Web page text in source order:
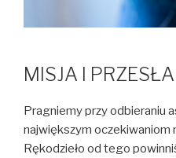
MISJA I
Pragniemy przy odbieraniu
największym oczekiwaniom
Rękodzieło od tego